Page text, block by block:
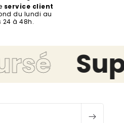
service client
du lundi au
24 à 48h.